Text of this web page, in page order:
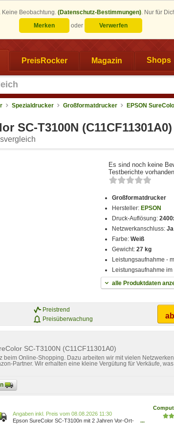
Keine Beobachtung. (Datenschutz-Bestimmungen). Nur für
Merken
oder Verwerfen
PreisRocker Magazin Shops
Spezialdrucker Großformatdrucker
EPSON
SC-T3100N (C11CF11301A0)
Es sind noch keine
Testberichte vorhanden.
Großformatdrucker
Hersteller: EPSON
Druck-Auflösung:
Netzwerkanschluss:Ja
Farbe:Weiß
Gewicht:27 kg
Leistungsaufnahme -
Leistungsaufnahme
alle Produktdaten
Preistrend
Preisüberwachung
ab
SC-T3100N (C11CF11301A0)
beim Online-Shopping. Dazu arbeiten wir mit vielen
Partner. Wir erhalten eine kleine Vergütung für Verkäufe,
Preis vom 08.08.2026 11:30
Epson SureColor SC-T3100n mit 2 Jahren Vor-Ort-
...